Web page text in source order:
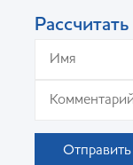
Рассчитать
Отправить